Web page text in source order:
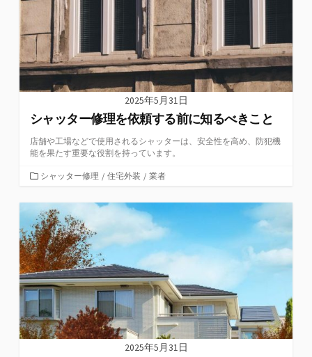
2025年5月31日
シャッター修理を依頼する前に知るべきこと
店舗や工場などで使用されるシャッターは、安全性を高め、防犯機
能を果たす重要な役割を持っています。
カ
ゴ
リ
ー
シャッター修理 / 住宅外装 / 業者
2025年5月31日